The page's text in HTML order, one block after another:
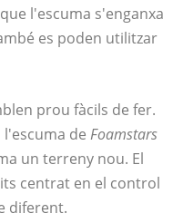
l'escuma s'enganxa
es poden utilitzar
prou fàcils de fer.
de Foamstars
un terreny nou. El
centrat en el control
diferent.